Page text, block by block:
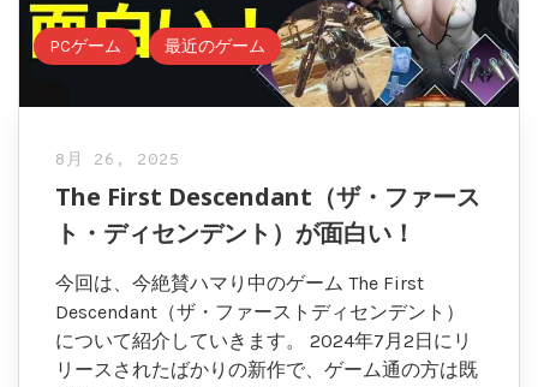
PCゲーム 最近のゲーム
8月 26, 2025
The First Descendant（ザ・ファース
ト・ディセンデント）が面白い！
今回は、今絶賛ハマり中のゲーム The First
Descendant（ザ・ファーストディセンデント）
について紹介していきます。 2024年7月2日にリ
リースされたばかりの新作で、ゲーム通の方は既